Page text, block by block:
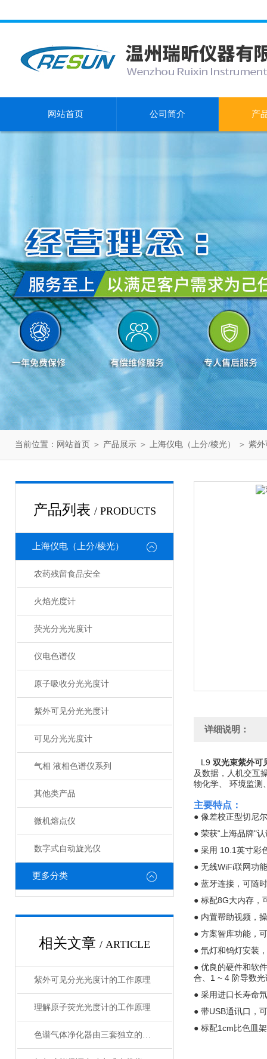
网站首页 公司简介 产
当前位置： 网站首页 ＞ 产品展示 ＞ 上海仪电（上分/棱光） ＞ 紫外
产品列表 / PRODUCTS
上海仪电（上分/棱光）
农药残留食品安全
火焰光度计
荧光分光光度计
仪电色谱仪
原子吸收分光光度计
紫外可见分光光度计
可见分光光度计
气相 液相色谱仪系列
其他类产品
微机熔点仪
数字式自动旋光仪
更多分类
相关文章 / ARTICLE
紫外可见分光光度计的工作原理
理解原子荧光光度计的工作原理
色谱气体净化器由三套独立的气路流程构成
详细说明：
L9 双光束紫外可
及数据，人机交互
物化学、 环境监测
主要特点：
● 像差校正型切尼尔
● 荣获“上海品牌"
● 采用 10.1英寸彩
● 无线WiFi联网功
● 蓝牙连接，可随
● 标配8G大内存，
● 内置帮助视频，
● 方案智库功能，
● 氘灯和钨灯安装
● 优良的硬件和软
合、1 ~ 4 阶导数
● 采用进口长寿命
● 带USB通讯口 ，
● 标配1cm比色皿